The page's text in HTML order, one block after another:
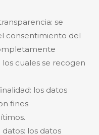
se
consentimiento del
cuales se recogen
los datos
fines
los datos